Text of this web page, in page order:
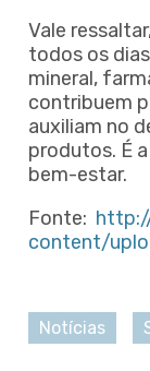
Vale
todos os
mineral,
contribuem
auxiliam no
produtos. É
bem-estar.
Fonte:
content/
Notícias